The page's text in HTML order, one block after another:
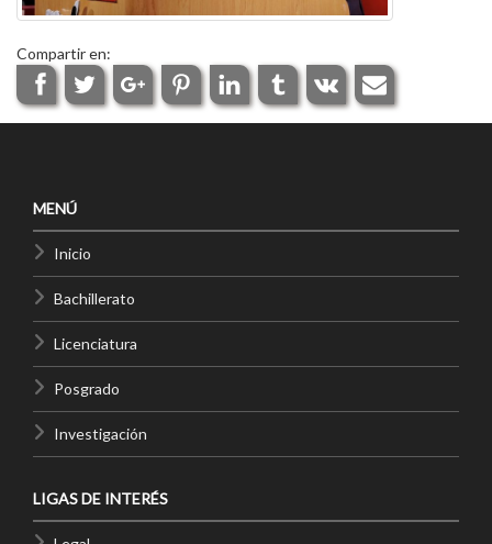
Compartir en:
MENÚ
Inicio
Bachillerato
Licenciatura
Posgrado
Investigación
LIGAS DE INTERÉS